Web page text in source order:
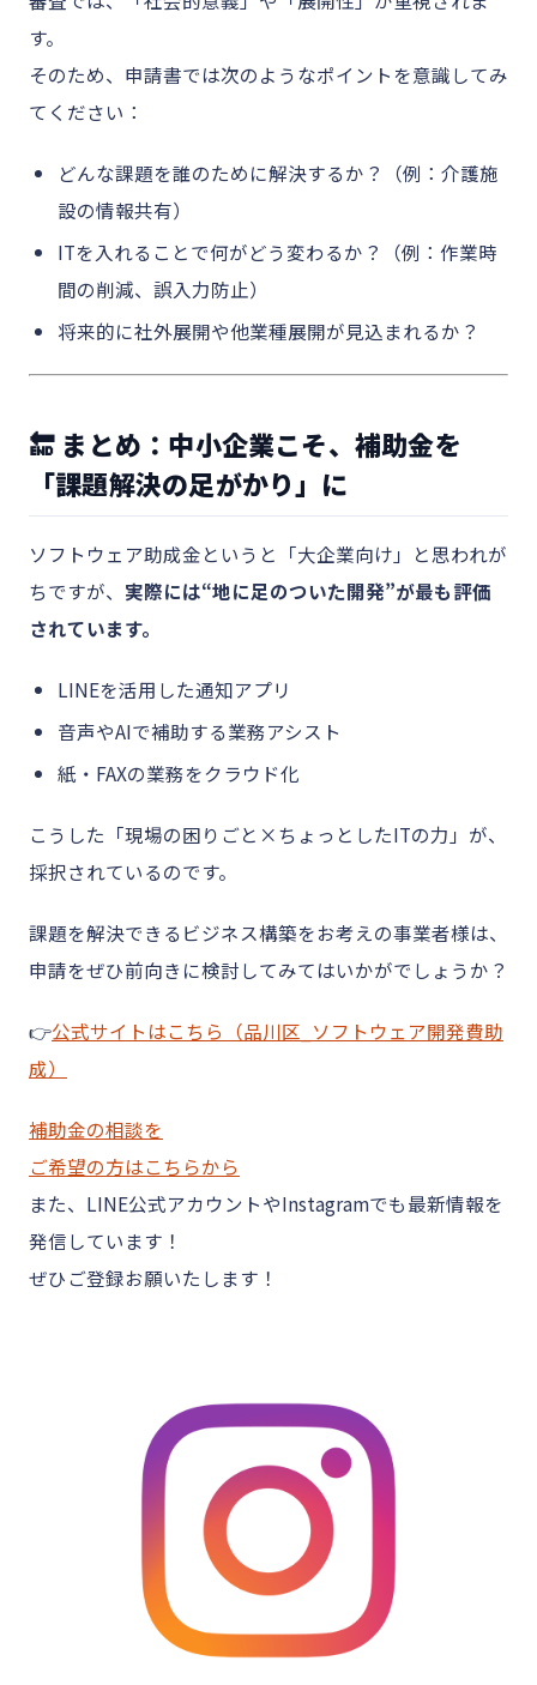
す。
そのため、申請書では次のようなポイントを意識してみ
てください：
どんな課題を誰のために解決するか？（例：介護施
設の情報共有）
ITを入れることで何がどう変わるか？（例：作業時
間の削減、誤入力防止）
将来的に社外展開や他業種展開が見込まれるか？
🔚 まとめ：中小企業こそ、補助金を
「課題解決の足がかり」に
ソフトウェア助成金というと「大企業向け」と思われが
ちですが、 実際には“地に足のついた開発”が最も評価
されています。
LINEを活用した通知アプリ
音声やAIで補助する業務アシスト
紙・FAXの業務をクラウド化
こうした「現場の困りごと×ちょっとしたITの力」が、
採択されているのです。
課題を解決できるビジネス構築をお考えの事業者様は、
申請をぜひ前向きに検討してみてはいかがでしょうか？
👉公式サイトはこちら（品川区_ソフトウェア開発費助
成）
補助金の相談を
ご希望の方はこちらから
また、LINE公式アカウントやInstagramでも最新情報を
発信しています！
ぜひご登録お願いたします！